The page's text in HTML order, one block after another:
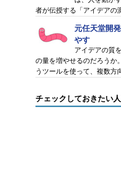
者が伝授する「アイデアの
元任天堂開
やす
アイデアの質
の量を増やせるのだろうか
うツールを使って、複数方
チェックしておきたい